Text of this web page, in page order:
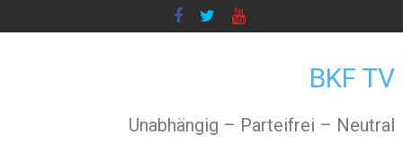
to
BKF TV
Unabhängig – Parteifrei – Neutral